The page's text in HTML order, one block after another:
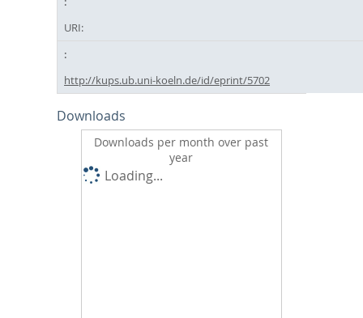
URI:
http://kups.ub.uni-koeln.de/id/eprint/5702
Downloads
Downloads per month over past
year
Loading...